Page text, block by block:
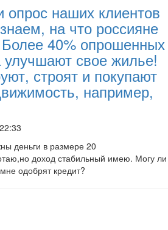
наших клиентов
на что россияне
40% опрошенных
улучшают свое жилье!
строят и покупают
например,
деньги в размере 20
доход стабильный имею. Могу ли
одобрят кредит?